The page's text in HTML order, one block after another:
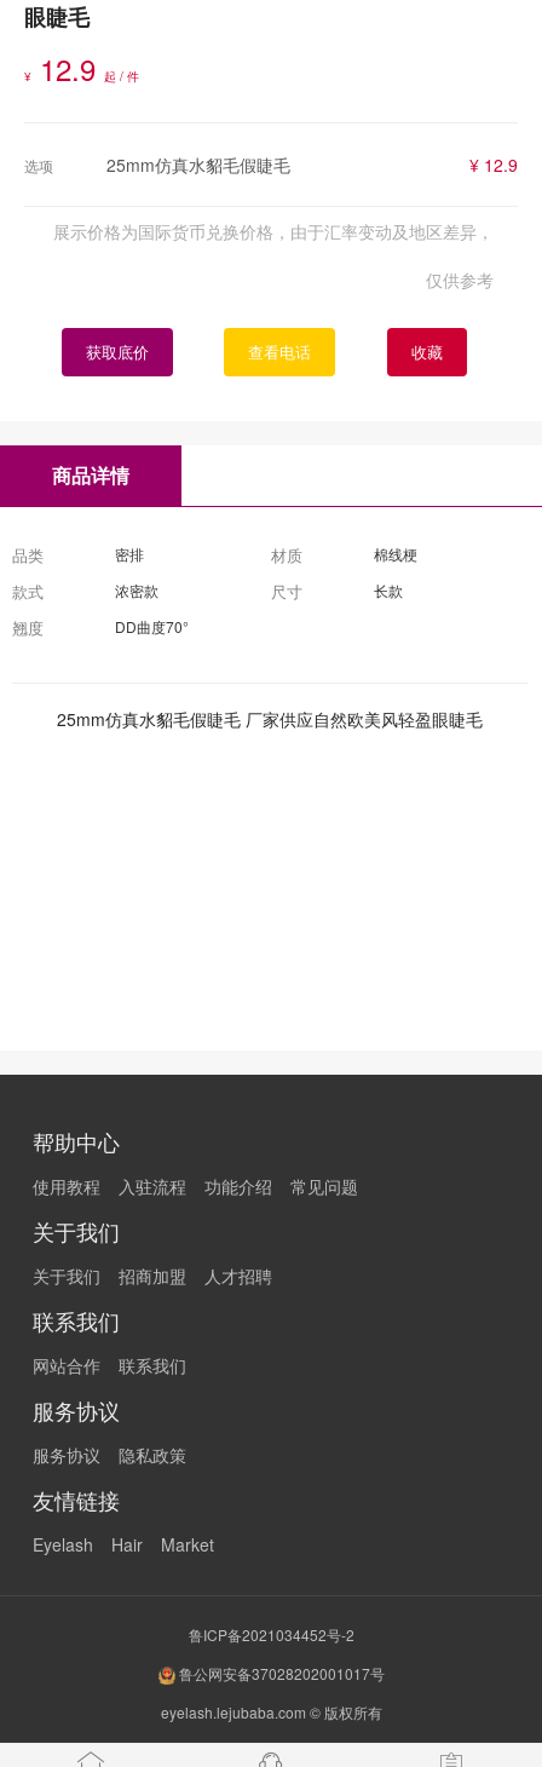
眼睫毛
¥ 12.9 起 / 件
选项 25mm仿真水貂毛假睫毛 ¥ 12.9
展示价格为国际货币兑换价格，由于汇率变动及地区差异，
仅供参考
获取底价 查看电话 收藏
商品详情
品类 密排 材质 棉线梗
款式 浓密款 尺寸 长款
翘度 DD曲度70°
25mm仿真水貂毛假睫毛 厂家供应自然欧美风轻盈眼睫毛
帮助中心
使用教程 入驻流程 功能介绍 常见问题
关于我们
关于我们 招商加盟 人才招聘
联系我们
网站合作 联系我们
服务协议
服务协议 隐私政策
友情链接
Eyelash Hair Market
鲁ICP备2021034452号-2
鲁公网安备37028202001017号
eyelash.lejubaba.com © 版权所有